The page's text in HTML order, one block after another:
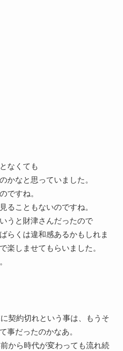
なくても
かなと思っていました。
ですね。
ることもないのですね。
うと財津さんだったので
らくは違和感あるかもしれま
楽しませてもらいました。
契約切れという事は、もうそ
事だったのかなあ。
から時代が変わっても流れ続